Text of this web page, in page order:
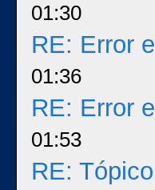
01:30
RE: Error
01:36
RE: Error
01:53
RE: